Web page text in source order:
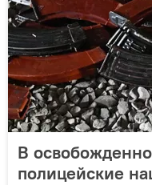
В
полицейские